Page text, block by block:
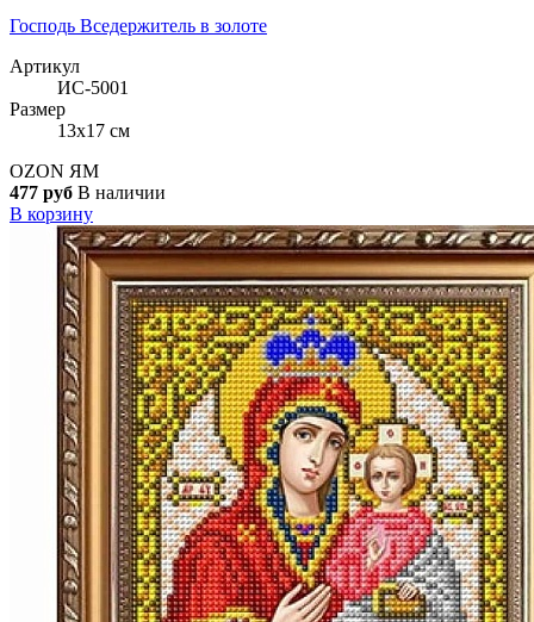
Господь Вседержитель в золоте
Артикул
ИС-5001
Размер
13x17 см
OZON ЯМ
477 руб В наличии
В корзину